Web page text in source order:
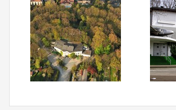
Hergebruik
Over ons
Aanmelden